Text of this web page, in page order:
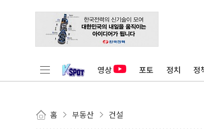
영상 포토 정치 정
홈 부동산 건설